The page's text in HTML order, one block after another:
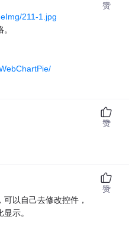
211-1.jpg
赞
赞
以自己去修改控件，
示。
赞